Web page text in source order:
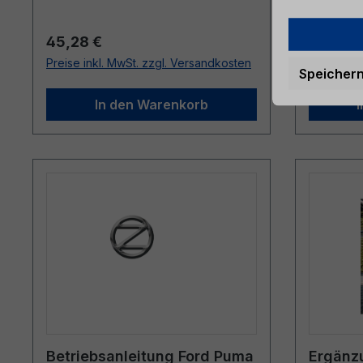
Regulärer Preis:
45,28 €
Preise inkl. MwSt. zzgl. Versandkosten
In den Warenkorb
Betriebsanleitung Ford Puma
Speichern